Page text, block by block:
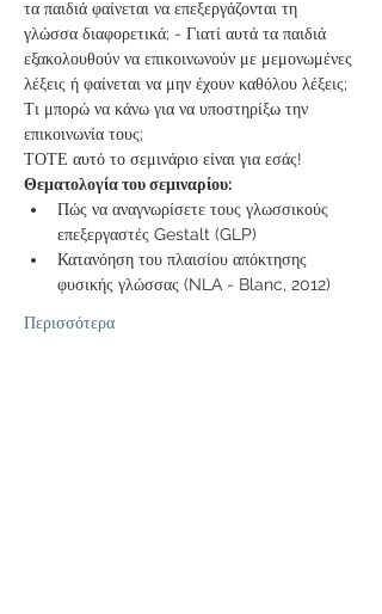
τα παιδιά φαίνεται να επεξεργάζονται τη
γλώσσα διαφορετικά; - Γιατί αυτά τα παιδιά
εξακολουθούν να επικοινωνούν με μεμονωμένες
λέξεις ή φαίνεται να μην έχουν καθόλου λέξεις;
Τι μπορώ να κάνω για να υποστηρίξω την
επικοινωνία τους;
ΤΟΤΕ αυτό το σεμινάριο είναι για εσάς!
Θεματολογία του σεμιναρίου:
Πώς να αναγνωρίσετε τους γλωσσικούς
επεξεργαστές Gestalt (GLP)
Κατανόηση του πλαισίου απόκτησης
φυσικής γλώσσας (NLA - Blanc, 2012)
Περισσότερα